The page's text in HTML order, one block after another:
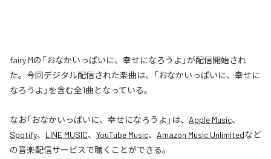
fairy Mの「おなかいっぱいに、幸せになろうよ」が配信開始され
た。今回デジタル配信された楽曲は、「おなかいっぱいに、幸せに
なろうよ」を含む全1曲となっている。
なお「おなかいっぱいに、幸せになろうよ 」は、 Apple Music、
Spotify、 LINE MUSIC、 YouTube Music、 Amazon Music Unlimitedなど
の音楽配信サービスで聴くことができる。